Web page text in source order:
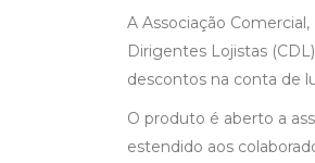
A Associação
Dirigentes Lojistas
descontos na conta de
O produto é aberto a
estendido aos